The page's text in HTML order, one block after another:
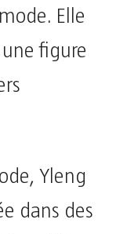
Elle
figure
Yleng
dans des